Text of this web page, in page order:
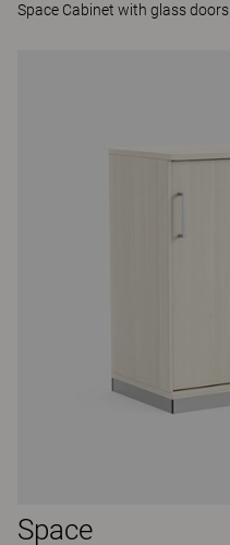
Space Cabinet with glass doors
Space